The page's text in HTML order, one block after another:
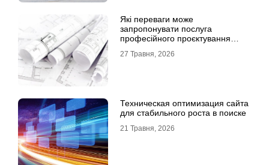
Які переваги може
запропонувати послуга
професійного проєктування
27 Травня, 2026
Техническая оптимизация сайта
для стабильного роста в поиске
21 Травня, 2026